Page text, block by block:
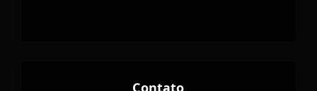
Contato